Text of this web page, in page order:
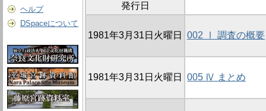
ヘルプ
DSpaceについて
発行日
1981年3月31日火曜日 002 Ⅰ 調査の概要
1981年3月31日火曜日 005 Ⅳ まとめ